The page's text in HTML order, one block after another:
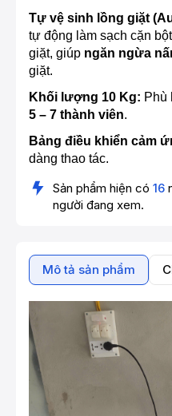
Tự vệ sinh lồng giặt
tự động làm sạch cặn
giặt, giúp ngăn ngừa
giặt.
Khối lượng 10 Kg: Phù
5 – 7 thành viên.
Bảng điều khiển cảm
dàng thao tác.
Sản phẩm hiện có 16
người đang xem.
Mô tả sản phẩm